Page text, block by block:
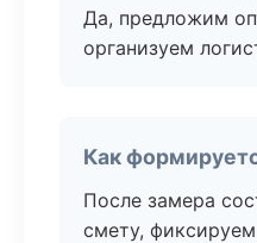
Да, предложим
организуем
Как
После замера
смету,